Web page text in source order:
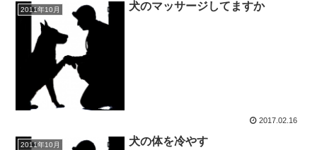
2011年10月 犬のマッサージしてますか
2017.02.16
2011年10月 犬の体を冷やす